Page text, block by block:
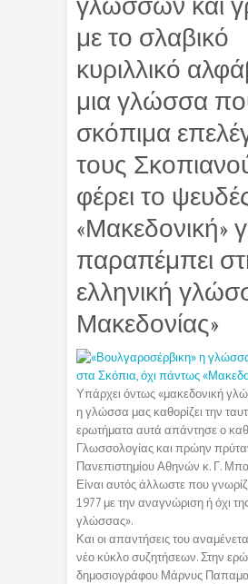
γλωσσών και
με το σλαβικό
κυριλλικό
μια γλώσσα
σκόπιμα
τους
φέρει το
«Μακεδονική»
παραπέμπει
ελληνική
Μακεδονίας»
Υπάρχει όντως «μακεδονική
η γλώσσα μας καθορίζει την
ερωτήματα αυτά απάντησε ο
Γλωσσολογίας και πρώην
Πανεπιστημίου Αθηνών κ. Γ.
Είναι αυτός άλλωστε που
1977 με την αναγνώριση ή όχι
γλώσσας».
Και οι απαντήσεις του
νέο κύκλο συζητήσεων. Στην
δημοσιογράφου Μάρνυς